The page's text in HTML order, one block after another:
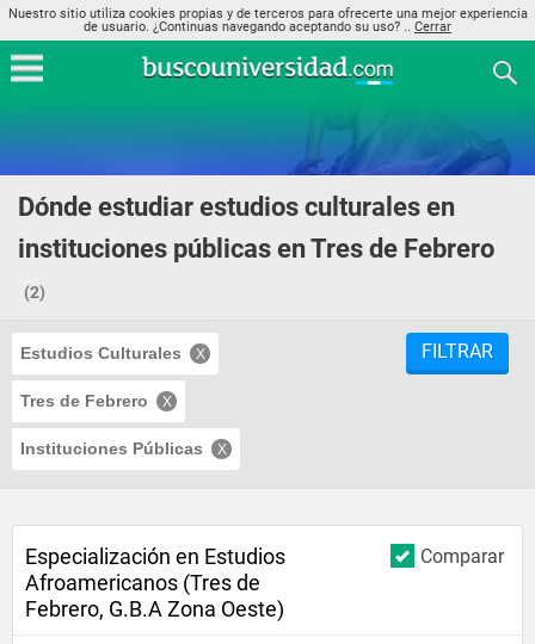
Nuestro sitio utiliza cookies propias y de terceros para ofrecerte una mejor experiencia
de usuario. ¿Continuas navegando aceptando su uso? .. Cerrar
Dónde estudiar estudios culturales en
instituciones públicas en Tres de Febrero
(2)
Estudios Culturales
Tres de Febrero
Instituciones Públicas
FILTRAR
Comparar
Especialización en Estudios
Afroamericanos (Tres de
Febrero, G.B.A Zona Oeste)